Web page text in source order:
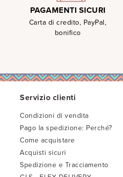
PAGAMENTI SICURI
Carta di credito, PayPal,
bonifico
Servizio clienti
Condizioni di vendita
Pago la spedizione: Perché?
Come acquistare
Acquisti sicuri
Spedizione e Tracciamento